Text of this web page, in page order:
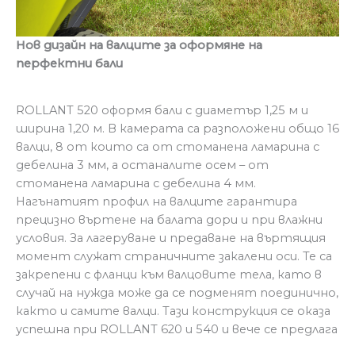
Нов дизайн на валците за оформяне на
перфектни бали
ROLLANT 520 оформя бали с диаметър 1,25 м и
ширина 1,20 м. В камерата са разположени общо 16
валци, 8 от които са от стоманена ламарина с
дебелина 3 мм, а останалите осем – от
стоманена ламарина с дебелина 4 мм.
Нагънатият профил на валците гарантира
прецизно въртене на балата дори и при влажни
условия. За лагеруване и предаване на въртящия
момент служат страничните закалени оси. Те са
закрепени с фланци към валцовите тела, като в
случай на нужда може да се подменят поединично,
както и самите валци. Тази конструкция се оказа
успешна при ROLLANT 620 и 540 и вече се предлага